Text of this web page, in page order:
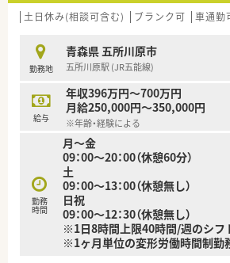
土日休み(相談可含む) ブランク可 車通勤
勤務地
青森県 五所川原市
五所川原駅 (JR五能線)
給与
年収396万円～700万円
月給250,000円～350,000円
※年齢・経験による
勤務
時間
月～金
09：00～20：00（休憩60分）
土
09：00～13：00（休憩無し）
日祝
09：00～12：30（休憩無し）
※1日8時間上限40時間/週のシフ
※1ヶ月単位の変形労働時間制勤